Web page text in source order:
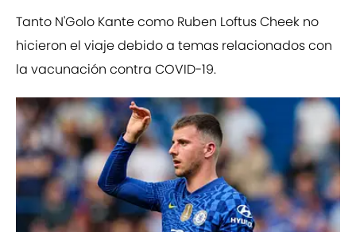
Tanto N'Golo Kante como Ruben Loftus Cheek no
hicieron el viaje debido a temas relacionados con
la vacunación contra COVID-19.